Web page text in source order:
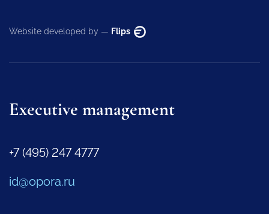
Website developed by — Flips
Executive management
+7 (495) 247 4777
id@opora.ru